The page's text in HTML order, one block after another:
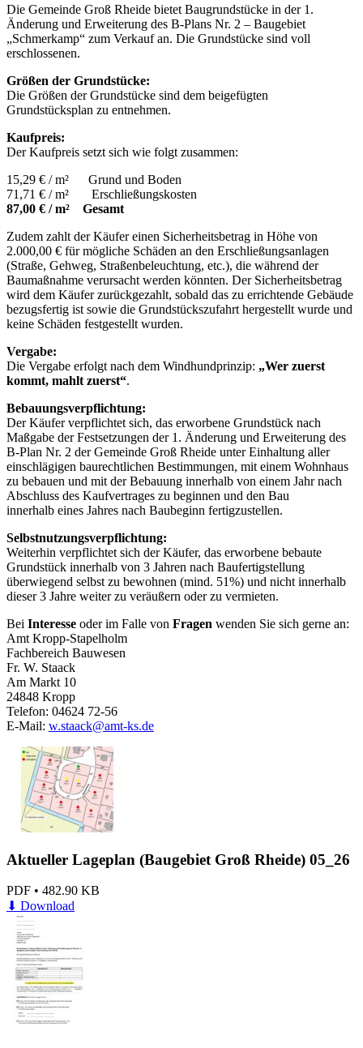
Die Gemeinde Groß Rheide bietet Baugrundstücke in der 1.
Änderung und Erweiterung des B-Plans Nr. 2 – Baugebiet
„Schmerkamp“ zum Verkauf an. Die Grundstücke sind voll
erschlossenen.
Größen der Grundstücke:
Die Größen der Grundstücke sind dem beigefügten
Grundstücksplan zu entnehmen.
Kaufpreis:
Der Kaufpreis setzt sich wie folgt zusammen:
15,29 € / m² Grund und Boden
71,71 € / m² Erschließungskosten
87,00 € / m² Gesamt
Zudem zahlt der Käufer einen Sicherheitsbetrag in Höhe von
2.000,00 € für mögliche Schäden an den Erschließungsanlagen
(Straße, Gehweg, Straßenbeleuchtung, etc.), die während der
Baumaßnahme verursacht werden könnten. Der Sicherheitsbetrag
wird dem Käufer zurückgezahlt, sobald das zu errichtende Gebäude
bezugsfertig ist sowie die Grundstückszufahrt hergestellt wurde und
keine Schäden festgestellt wurden.
Vergabe:
Die Vergabe erfolgt nach dem Windhundprinzip: „Wer zuerst
kommt, mahlt zuerst“.
Bebauungsverpflichtung:
Der Käufer verpflichtet sich, das erworbene Grundstück nach
Maßgabe der Festsetzungen der 1. Änderung und Erweiterung des
B-Plan Nr. 2 der Gemeinde Groß Rheide unter Einhaltung aller
einschlägigen baurechtlichen Bestimmungen, mit einem Wohnhaus
zu bebauen und mit der Bebauung innerhalb von einem Jahr nach
Abschluss des Kaufvertrages zu beginnen und den Bau
innerhalb eines Jahres nach Baubeginn fertigzustellen.
Selbstnutzungsverpflichtung:
Weiterhin verpflichtet sich der Käufer, das erworbene bebaute
Grundstück innerhalb von 3 Jahren nach Baufertigstellung
überwiegend selbst zu bewohnen (mind. 51%) und nicht innerhalb
dieser 3 Jahre weiter zu veräußern oder zu vermieten.
Bei Interesse oder im Falle von Fragen wenden Sie sich gerne an:
Amt Kropp-Stapelholm
Fachbereich Bauwesen
Fr. W. Staack
Am Markt 10
24848 Kropp
Telefon: 04624 72-56
E-Mail: w.staack@amt-ks.de
Aktueller Lageplan (Baugebiet Groß Rheide) 05_26
PDF • 482.90 KB
⬇ Download